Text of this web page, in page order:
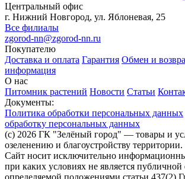
Центральный офис
г. Нижний Новгород, ул. Яблоневая, 25
Все филиалы
zgorod-nn@zgorod-nn.ru
Покупателю
Доставка и оплата Гарантия Обмен и
информация
О нас
Питомник растений Новости Статьи
Документы:
Политика обработки персональных данных
обработку персональных данных
(c) 2026 ГК "Зелёный город" — товары и
озеленению и благоустройству территории.
Сайт носит исключительно
при каких условиях не является публичной
определяемой положениями статьи 437(2)